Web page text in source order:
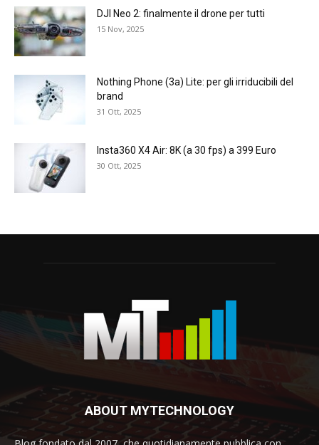
DJI Neo 2: finalmente il drone per tutti
15 Nov, 2025
Nothing Phone (3a) Lite: per gli irriducibili del
brand
31 Ott, 2025
Insta360 X4 Air: 8K (a 30 fps) a 399 Euro
30 Ott, 2025
ABOUT MYTECHNOLOGY